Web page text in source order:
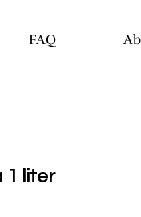
FAQ
1 liter